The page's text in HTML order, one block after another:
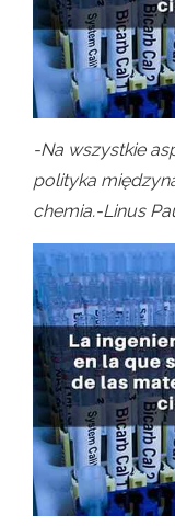
-Na wszystkie
polityka
chemia.-Linus